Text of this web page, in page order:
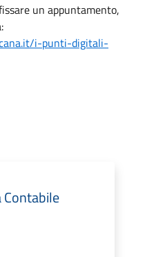
un appuntamento,
i-punti-digitali-